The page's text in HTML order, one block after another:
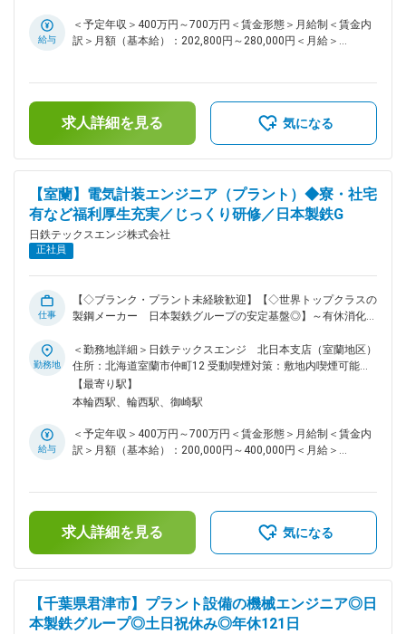
き方が可能です。 ■職務詳細： 工場の中にある大きな機械や
設備を「安全に、止まらず動かし続ける」ための仕事です。
解して点検・整備 ・新しい設備を設置する工事や、設備を改
良する工事の立ち会いや管理 最初は「計画」や「監督」と聞
くと難しく感じるかもしれませんが、先輩のサポートから始ま
り、少しずつ覚えていく流れなので心配いりません。 ■お任せ
りません。常に2～10名程度のチームで動きます。分からない
ことはすぐに聞ける環境なので、未経験の方でも安心して成長
できます。 ■当ポジションのやりがい 自分たちが点検・整備
した設備が、問題なく動き続けることで、日本のものづくりが
支えられています。 ・「設備が止まらず動き続けている」安
利厚生も充実しています。 ・社内クラブ活動 ・リゾートホテ
ルが利用できる福利厚生 など、仕事以外の時間も大切にでき
給与
＜予定年収＞400万円～700万円＜賃金形態＞月給制＜賃金内
訳＞月額（基本給）：202,800円～280,000円＜月給＞
昇給：年1回賃金はあくまでも目安の金額であり、選考を通じ
て上下する可能性があります。月給(月額)は固定手当を含めた
求人詳細を見る 気になる
【室蘭】電気計装エンジニア（プラント）◆寮・社宅
有など福利厚生充実／じっくり研修／日本製鉄G
日鉄テックスエンジ株式会社
正社員
仕事
【◇ブランク・プラント未経験歓迎】【◇世界トップクラスの
製鋼メーカー 日本製鉄グループの安定基盤◎】～有休消化実
上げ社宅制度あり～ ■業務内容 製造メーカーの生産ライン向
け電気計装設備の企画立案から設計製作・試運転などを担当し
ていただきます。 受配電機器、制御装置(PLC/DCS)、駆動装置
に至る電気・計装機器の企画・設計から、 製作・試運転、改
鋼・非鉄・食品プラントなど大手製造メーカーの生産ラインを
対応するためやりがいの大きいお仕事です。 ■配属先 北日本
員まで幅広く活躍しています。 日々の業務を通じて自身の成
長実感や達成感を得ることができる環境です。 ■当社について
鉄鋼分野を中心に、機械、電気計装、土木、建築、ロボットな
ど形あるものから、コンピュータシステムやソフトウェアま
のづくりのプロフェッショナルたちが幅広いフィールドで活躍
しています。 ◇充実の福利厚生 借り上げ社宅制度あり(家賃一
部負担)、独身寮完備。ベネフィットステーションや提携宿泊
移設も利用可能です。 また、ノー残業DAYを設けたり、有給
勤務地
＜勤務地詳細＞日鉄テックスエンジ 北日本支店（室蘭地区）
住所：北海道室蘭市仲町12 受動喫煙対策：敷地内喫煙可能場
所あり変更の範囲：会社の定める事業所
【最寄り駅】
本輪西駅、輪西駅、御崎駅
給与
＜予定年収＞400万円～700万円＜賃金形態＞月給制＜賃金内
訳＞月額（基本給）：200,000円～400,000円＜月給＞
11,300円 ■諸手当（通勤手当、残業手当（30～40％割増で支
給、住宅手当、子 ども手当、交代手当、付手当、呼出手当、
特別出勤手当、…他）賃金はあくまでも目安の金額であり、選
を含めた表記です。
求人詳細を見る 気になる
【千葉県君津市】プラント設備の機械エンジニア◎日
本製鉄グループ◎土日祝休み◎年休121日